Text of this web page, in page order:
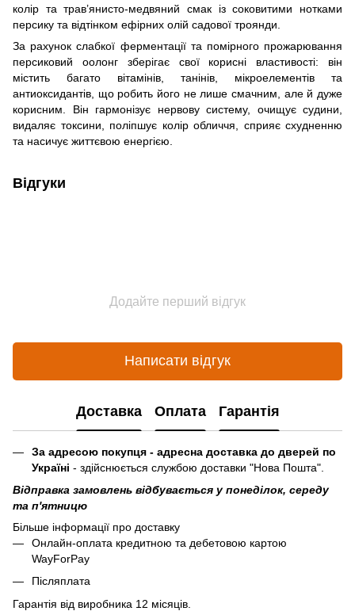
колір та трав’янисто-медвяний смак із соковитими нотками
персику та відтінком ефірних олій садової троянди.
За рахунок слабкої ферментації та помірного прожарювання
персиковий оолонг зберігає свої корисні властивості: він
містить багато вітамінів, танінів, мікроелементів та
антиоксидантів, що робить його не лише смачним, але й дуже
корисним. Він гармонізує нервову систему, очищує судини,
видаляє токсини, поліпшує колір обличчя, сприяє схудненню
та насичує життєвою енергією.
Відгуки
Додайте перший відгук
Написати відгук
Доставка Оплата Гарантія
За адресою покупця - адресна доставка до дверей по
Україні - здійснюється службою доставки "Нова Пошта".
Відправка замовлень відбувається у понеділок, середу
та п'ятницю
Більше інформації про доставку
Онлайн-оплата кредитною та дебетовою картою
WayForPay
Післяплата
Гарантія від виробника 12 місяців.